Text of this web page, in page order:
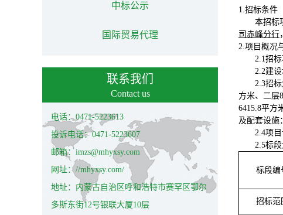
中标公示
国际贸易代理
联系我们
Contact us
电话：0471-5223613
投诉电话：0471-5223607
邮箱：imzs@mhyxsy.com
网址：//mhyxsy.com/
地址：内蒙古自治区呼和浩特市赛罕区鄂尔
多斯东街12号银联大厦10层
1.招标条件
本招标
司赤峰分行
2.项目概况
2.1招标
2.2建设
2.3招
方米、二层
6415.8平方
及配套设施
2.4项
2.5标段
标段编
招标范